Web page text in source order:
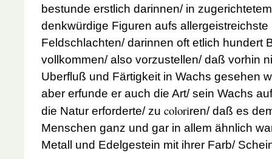
bestunde erstlich darinnen/ in
denkwürdige Figuren aufs allergeistreichste
Feldschlachten/ darinnen oft etlich hundert
vollkommen/ also vorzustellen/ daß vorhin
Uberfluß und Färtigkeit in Wachs gesehen
aber erfunde er auch die Art/ sein Wachs
die Natur erforderte/ zu coloriren/ daß es
Menschen ganz und gar in allem ähnlich
Metall und Edelgestein mit ihrer Farb/